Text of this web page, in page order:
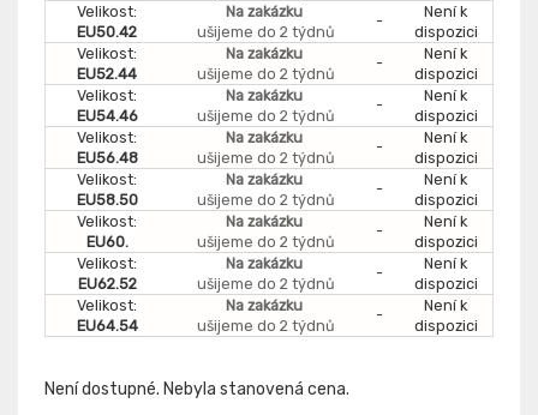
Velikost:
EU50.42
Na zakázku
ušijeme do 2 týdnů
-
Není k
dispozici
Velikost:
EU52.44
Na zakázku
ušijeme do 2 týdnů
-
Není k
dispozici
Velikost:
EU54.46
Na zakázku
ušijeme do 2 týdnů
-
Není k
dispozici
Velikost:
EU56.48
Na zakázku
ušijeme do 2 týdnů
-
Není k
dispozici
Velikost:
EU58.50
Na zakázku
ušijeme do 2 týdnů
-
Není k
dispozici
Velikost:
EU60.
Na zakázku
ušijeme do 2 týdnů
-
Není k
dispozici
Velikost:
EU62.52
Na zakázku
ušijeme do 2 týdnů
-
Není k
dispozici
Velikost:
EU64.54
Na zakázku
ušijeme do 2 týdnů
-
Není k
dispozici
Není dostupné. Nebyla stanovená cena.